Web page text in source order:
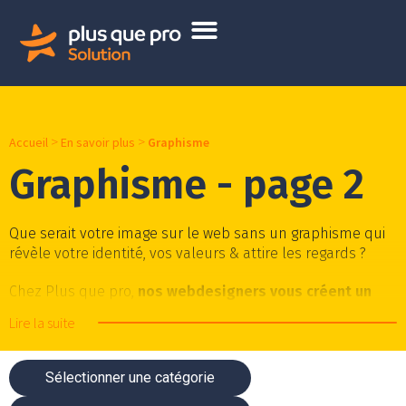
Accueil > En savoir plus > Graphisme
Graphisme - page 2
Que serait votre image sur le web sans un graphisme qui
révèle votre identité, vos valeurs & attire les regards ?
Chez Plus que pro, nos webdesigners vous créent un
votre image
Couleurs
Lire la suite
Sélectionner une catégorie